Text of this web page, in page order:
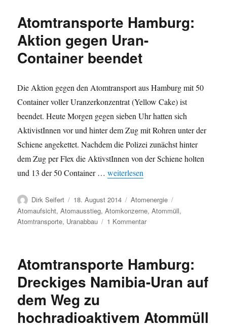
Kontrollen
strahlende
Frachten
Atomtransporte Hamburg:
Aktion gegen Uran-
Container beendet
Die Aktion gegen den Atomtransport aus Hamburg mit 50
Container voller Uranzerkonzentrat (Yellow Cake) ist
beendet. Heute Morgen gegen sieben Uhr hatten sich
AktivistInnen vor und hinter dem Zug mit Rohren unter der
Schiene angekettet. Nachdem die Polizei zunächst hinter
dem Zug per Flex die AktivstInnen von der Schiene holten
und 13 der 50 Container …„Atomtransporte Hamburg: Aktion
weiterlesen
Autor
Dirk Seifert
Veröffentlicht
am
18. August 2014 Kategorien
Atomenergie
Atomaufsicht,Atomausstieg,Atomkonzerne,Atommüll,
Atomtransporte, Uranabbau 1 Kommentarzu
gegen
Container
Atomtransporte Hamburg:
Dreckiges Namibia-Uran auf
dem Weg zu
hochradioaktivem Atommüll